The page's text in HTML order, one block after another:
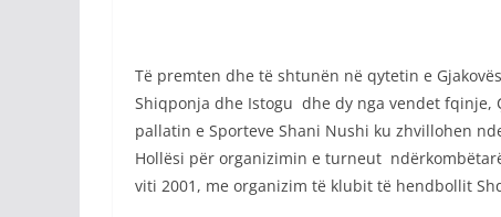
Të premten dhe të shtunën në qytetin e
Shiqponja dhe Istogu dhe dy nga vendet
pallatin e Sporteve Shani Nushi ku zhvillohen
Hollësi për organizimin e turneut
viti 2001, me organizim të klubit të hendbollit